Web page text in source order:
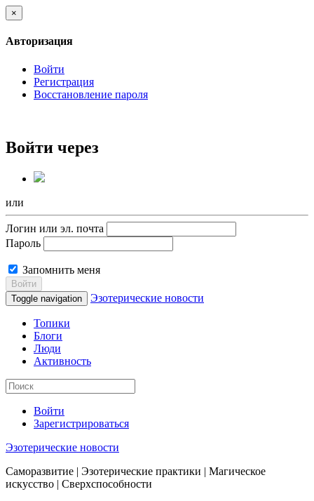
×
Авторизация
Войти
Регистрация
Восстановление пароля
Войти через
или
Логин или эл. почта
Пароль
Запомнить меня
Войти
Toggle navigation
Эзотерические новости
Топики
Блоги
Люди
Активность
Войти
Зарегистрироваться
Эзотерические новости
Саморазвитие | Эзотерические практики | Магическое
искусство | Сверхспособности